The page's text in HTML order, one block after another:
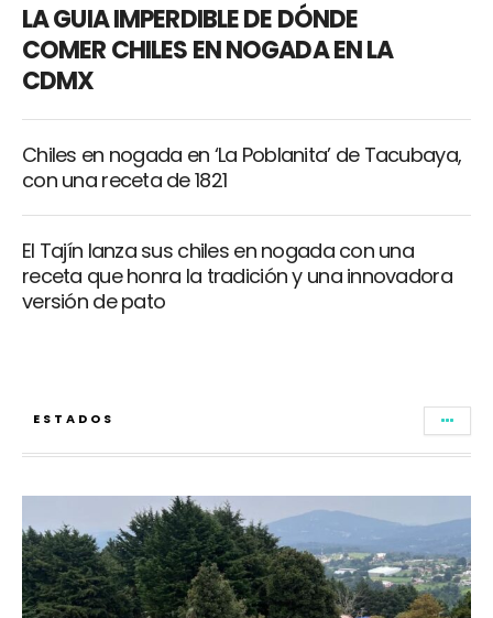
LA GUIA IMPERDIBLE DE DÓNDE
COMER CHILES EN NOGADA EN LA
CDMX
Chiles en nogada en ‘La Poblanita’ de Tacubaya,
con una receta de 1821
El Tajín lanza sus chiles en nogada con una
receta que honra la tradición y una innovadora
versión de pato
ESTADOS